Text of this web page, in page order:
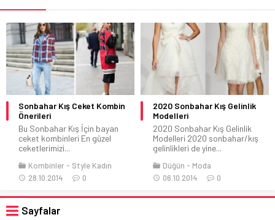
Sonbahar Kış Ceket Kombin
Önerileri
Bu Sonbahar Kış İçin bayan
ceket kombinleri En güzel
ceketlerimizi...
Kombinler
Style Kadın
28.10.2014
0
2020 Sonbahar Kış Gelinlik
Modelleri
2020 Sonbahar Kış Gelinlik
Modelleri 2020 sonbahar/kış
gelinlikleri de yine...
Düğün
Moda
06.10.2014
0
Sayfalar